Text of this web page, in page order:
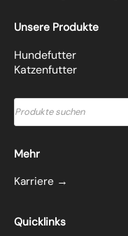
Unsere Produkte
Hundefutter
Katzenfutter
Products
search
Mehr
Karriere →
Quicklinks